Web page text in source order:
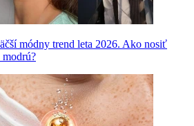
módny trend leta 2026. Ako nosiť